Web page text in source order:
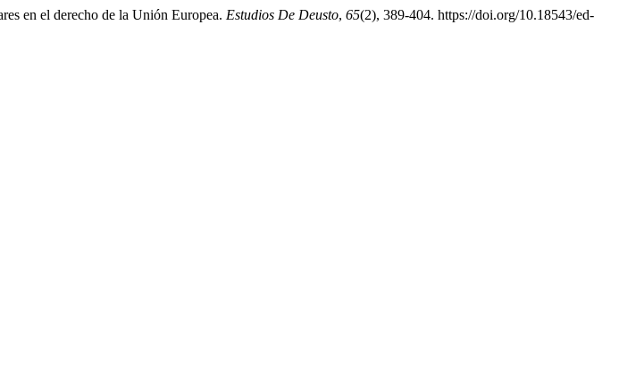
en el derecho de la Unión Europea. Estudios De Deusto, 65(2), 389-404. https://doi.org/10.18543/ed-